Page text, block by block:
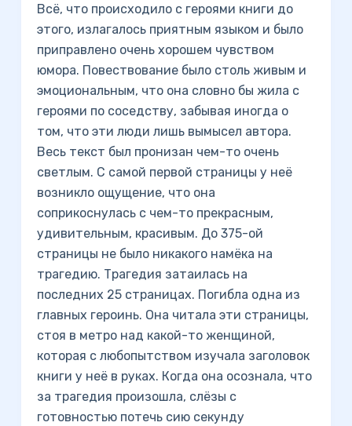
Всё, что происходило с героями книги до
этого, излагалось приятным языком и было
приправлено очень хорошем чувством
юмора. Повествование было столь живым и
эмоциональным, что она словно бы жила с
героями по соседству, забывая иногда о
том, что эти люди лишь вымысел автора.
Весь текст был пронизан чем-то очень
светлым. С самой первой страницы у неё
возникло ощущение, что она
соприкоснулась с чем-то прекрасным,
удивительным, красивым. До 375-ой
страницы не было никакого намёка на
трагедию. Трагедия затаилась на
последних 25 страницах. Погибла одна из
главных героинь. Она читала эти страницы,
стоя в метро над какой-то женщиной,
которая с любопытством изучала заголовок
книги у неё в руках. Когда она осознала, что
за трагедия произошла, слёзы с
готовностью потечь сию секунду